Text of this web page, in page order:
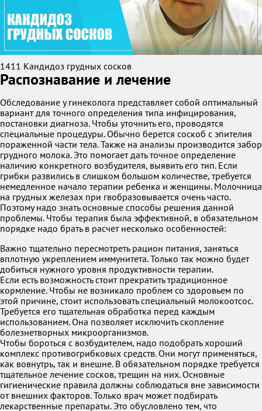
1411 Кандидоз грудных сосков
Распознавание и лечение
Обследование у гинеколога представляет собой оптимальный
вариант для точного определения типа инфицирования,
постановки диагноза. Чтобы уточнить его, проводятся
специальные процедуры. Обычно берется соскоб с эпителия
пораженной части тела. Также на анализы производится забор
грудного молока. Это помогает дать точное определение
наличию конкретного возбудителя, выявить его тип. Если
грибки развились в слишком большом количестве, требуется
немедленное начало терапии ребенка и женщины. Молочница
на грудных железах при гвобразовывается очень часто.
Поэтому надо знать основные способы решения данной
проблемы. Чтобы терапия была эффективной, в обязательном
порядке надо брать в расчет несколько особенностей:
Важно тщательно пересмотреть рацион питания, заняться
вплотную укреплением иммунитета. Только так можно будет
добиться нужного уровня продуктивности терапии.
Если есть возможность стоит прекратить традиционное
кормление. Чтобы не возникало проблем со здоровьем по
этой причине, стоит использовать специальный молокоотсос.
Требуется его тщательная обработка перед каждым
использованием. Она позволяет исключить скопление
болезнетворных микроорганизмов.
Чтобы бороться с возбудителем, надо подобрать хороший
комплекс противогрибковых средств. Они могут применяться,
как вовнутрь, так и внешне. В обязательном порядке требуется
тщательное лечение сосков, трещин на них. Основные
гигиенические правила должны соблюдаться вне зависимости
от внешних факторов. Только врач может подбирать
лекарственные препараты. Это обусловлено тем, что